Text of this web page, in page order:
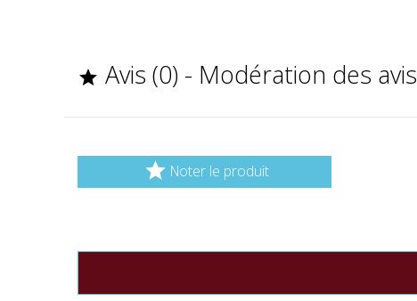
 Avis (0) - Modération des avis
 Noter le produit